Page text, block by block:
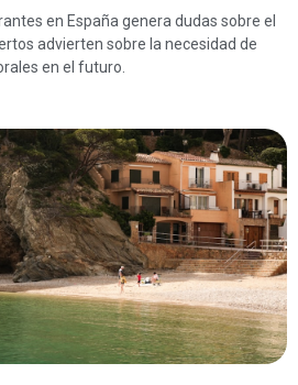
en España genera dudas sobre el
advierten sobre la necesidad de
en el futuro.